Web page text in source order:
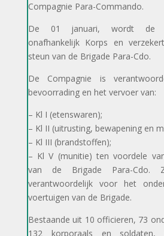
Compagnie Para-Commando.
De 01 januari, wordt de
onafhankelijk Korps en
steun van de Brigade Para-Cdo.
De Compagnie is
bevoorrading en het vervoer van:
– Kl I (etenswaren);
– Kl II (uitrusting, bewapening en
– Kl III (brandstoffen);
– Kl V (munitie) ten voordele
van de Brigade Para-Cdo.
verantwoordelijk voor het
voertuigen van de Brigade.
Bestaande uit 10 officieren, 73
132 korporaals en